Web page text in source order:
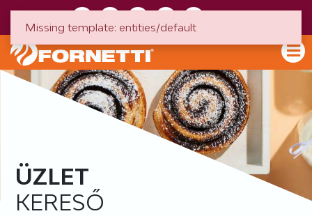
ÜZLET
KERESŐ
Missing template: entities/default